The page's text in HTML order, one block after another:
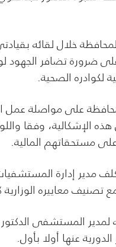
خلال لقائه
ضرورة تضافر الجهود
لكوادره الصحية.
على مواصلة عمل
الإشكالية، وفقا
مستحقاتهم المالية.
كلف مدير إدارة
تصنيف معاييره
لمدير المستشفى
الدورية عنها أولا بأول.